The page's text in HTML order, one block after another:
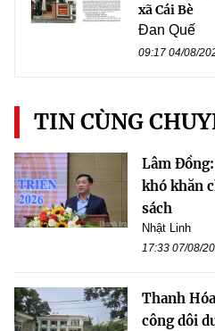
xã Cái Bè
Đan Quế
09:17 04/08/
TIN CÙNG
Lâm
khó khăn
sách
Nhật Linh
17:33 07/08/
Thanh
công dôi